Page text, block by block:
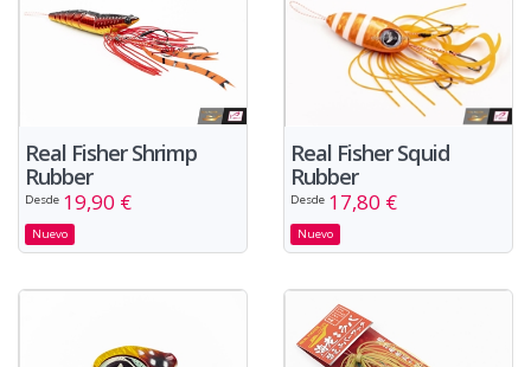
Real Fisher Shrimp
Rubber
Desde 19,90 €
Nuevo
Real Fisher Squid
Rubber
Desde 17,80 €
Nuevo